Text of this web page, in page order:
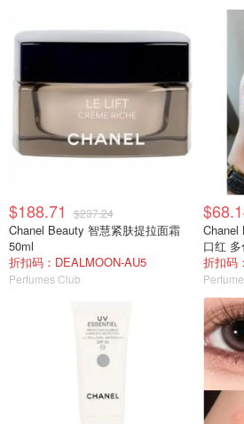
$188.71 $237.24
Chanel Beauty 智慧紧肤提拉面霜
50ml
折扣码：DEALMOON-AU5
Perfumes Club
Chanel
口红
折扣码